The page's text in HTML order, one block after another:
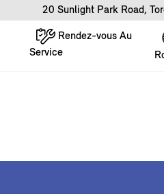
20 Sunlight Park Road,
Rendez-vous Au
Service